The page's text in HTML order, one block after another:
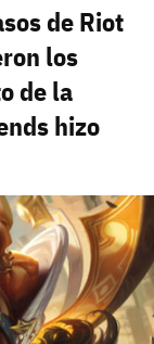
de Riot
los
de la
hizo
contraseña
de usuario.
Mínimo 3
(no como
espacios, tildes
de privacidad y